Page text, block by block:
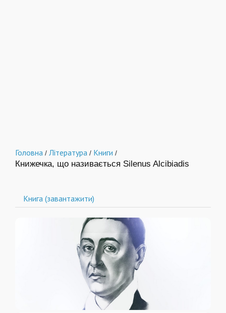
Головна / Література / Книги /
Книжечка, що називається Silenus Alcibiadis
Книга (завантажити)